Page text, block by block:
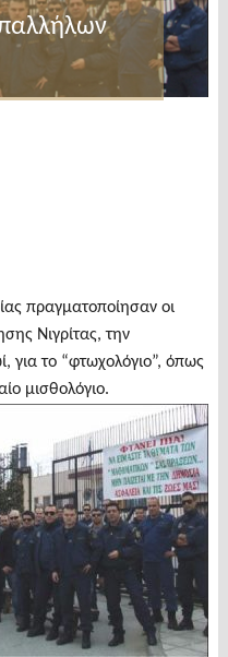
πραγματοποίησαν οι
Νιγρίτας, την
για το “φτωχολόγιο”, όπως
μισθολόγιο.